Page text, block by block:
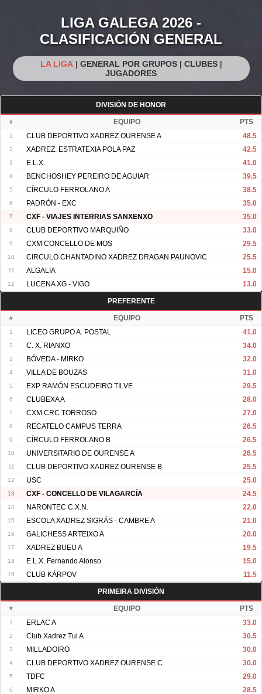
LIGA GALEGA 2026 -
CLASIFICACIÓN GENERAL
LA LIGA| GENERAL POR GRUPOS| CLUBES|
JUGADORES
DIVISIÓN DE HONOR
# EQUIPO PTS
1 CLUB DEPORTIVO XADREZ OURENSE A 48.5
2 XADREZ: ESTRATEXIA POLA PAZ 42.5
3 E.L.X. 41.0
4 BENCHOSHEY PEREIRO DE AGUIAR 39.5
5 CÍRCULO FERROLANO A 38.5
6 PADRÓN - EXC 35.0
7 CXF - VIAJES INTERRIAS SANXENXO 35.0
8 CLUB DEPORTIVO MARQUIÑO 33.0
9 CXM CONCELLO DE MOS 29.5
10 CIRCULO CHANTADINO XADREZ DRAGAN PAUNOVIC 25.5
11 ALGALIA 15.0
12 LUCENA XG - VIGO 13.0
PREFERENTE
# EQUIPO PTS
1 LICEO GRUPO A. POSTAL 41.0
2 C. X. RIANXO 34.0
3 BÓVEDA - MIRKO 32.0
4 VILLA DE BOUZAS 31.0
5 EXP RAMÓN ESCUDEIRO TILVE 29.5
6 CLUBEXA A 28.0
7 CXM CRC TORROSO 27.0
8 RECATELO CAMPUS TERRA 26.5
9 CÍRCULO FERROLANO B 26.5
10 UNIVERSITARIO DE OURENSE A 26.5
11 CLUB DEPORTIVO XADREZ OURENSE B 25.5
12 USC 25.0
13 CXF - CONCELLO DE VILAGARCÍA 24.5
14 NARONTEC C.X.N. 22.0
15 ESCOLA XADREZ SIGRÁS - CAMBRE A 21.0
16 GALICHESS ARTEIXO A 20.0
17 XADREZ BUEU A 19.5
18 E.L.X. Fernando Alonso 15.0
19 CLUB KÁRPOV 11.5
PRIMEIRA DIVISIÓN
# EQUIPO PTS
1 ERLAC A 33.0
2 Club Xadrez Tui A 30.5
3 MILLADOIRO 30.0
4 CLUB DEPORTIVO XADREZ OURENSE C 30.0
5 TDFC 29.0
6 MIRKO A 28.5